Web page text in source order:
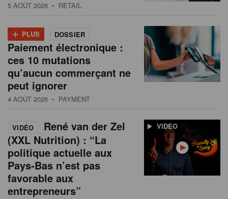
5 AOÛT 2026 • RETAIL
+ PLUS DOSSIER
Paiement électronique :
ces 10 mutations
qu’aucun commerçant ne
peut ignorer
4 AOÛT 2026 • PAYMENT
VIDEO
VIDÉO
René van der Zel
(XXL Nutrition) : “La
politique actuelle aux
Pays-Bas n’est pas
favorable aux
entrepreneurs”